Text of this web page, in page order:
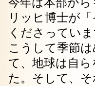
リッヒ博士が
くださってい
こうして季節
て、地球は自
た。そして、